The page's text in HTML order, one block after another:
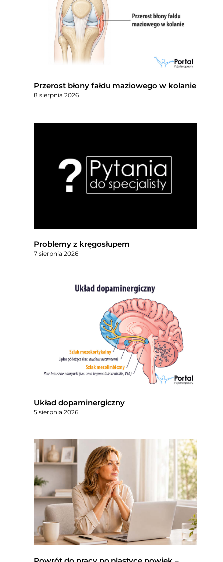
Przerost błony fałdu maziowego w kolanie
8 sierpnia 2026
Problemy z kręgosłupem
7 sierpnia 2026
Układ dopaminergiczny
5 sierpnia 2026